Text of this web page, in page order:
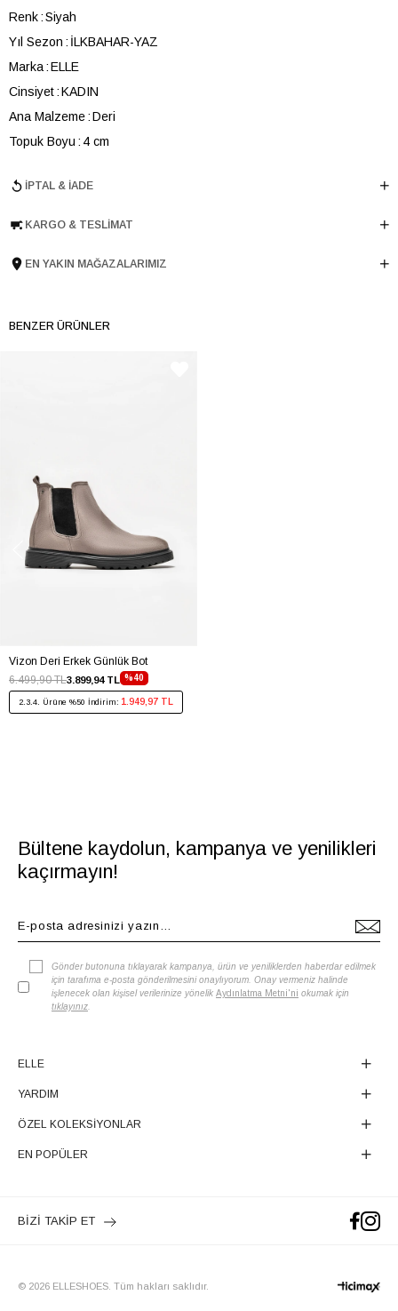
Renk Siyah
Yıl Sezon
İLKBAHAR-YAZ
Marka ELLE
Cinsiyet KADIN
Ana Malzeme Deri
Topuk Boyu
4 cm
Taban Yüksekliği
TURKIYE
İnternet Kategorisi Spor Ayakkabı
İPTAL & İADE
KARGO & TESLIMAT
EN YAKIN MAĞAZALARIMIZ
BENZER ÜRÜNLER
Vizon Deri Erkek Günlük Bot
%40
3.899,94 TL
6.499,90 TL
2.3.4. Ürüne %50 İndirim: 1.949,97 TL
Bültene kaydolun, kampanya ve yenilikleri
kaçırmayın!
Gönder butonuna tıklayarak kampanya, ürün ve yeniliklerden haberdar edilmek
için tarafıma e-posta gönderilmesini onaylıyorum. Onay vermeniz halinde
işlenecek olan kişisel verilerinize yönelik Aydınlatma Metni'ni okumak için
tıklayınız
ELLE
YARDIM
ÖZEL KOLEKSİYONLAR
EN POPÜLER
BİZİ TAKİP ET
© 2026 ELLESHOES. Tüm hakları saklıdır.